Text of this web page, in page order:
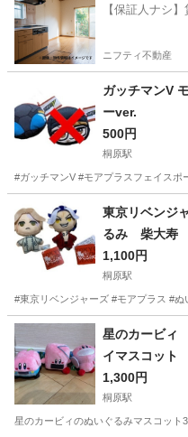
【保証人ナシ
ニフティ不動産
ガッチマンV モアプラスフェイスポーチ サイバ
ーver.
500円
桐原駅
#ガッチマンV #モアプラスフェイス
長野市 桐原駅 おも
東京リベンジ
るみ 柴大寿
1,100円
桐原駅
#東京リベンジャーズ #モアプラス #
長野 長野市 桐原駅 おも
星のカービィ
イマスコッ
1,300円
桐原駅
星のカービィのぬいぐるみマスコッ